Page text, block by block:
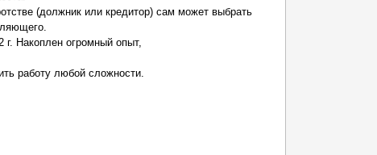
(должник или кредитор) сам может выбрать
Накоплен огромный опыт,
работу любой сложности.